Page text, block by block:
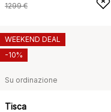
1299 €
Su ordinazione
Tisca
WEEKEND DEAL
-10%